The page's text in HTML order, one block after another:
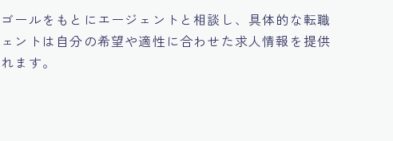
ールをもとにエージェントと相談し、具体的な転職
ントは自分の希望や適性に合わせた求人情報を提供
ます。